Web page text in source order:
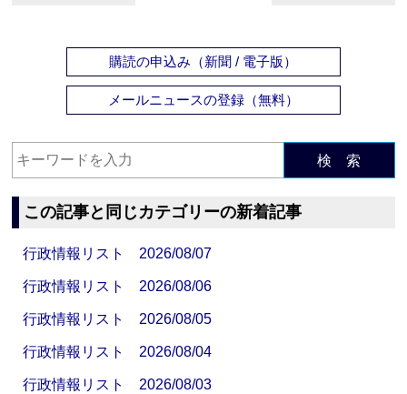
購読の申込み（新聞 / 電子版）
メールニュースの登録（無料）
検 索
この記事と同じカテゴリーの新着記事
行政情報リスト 2026/08/07
行政情報リスト 2026/08/06
行政情報リスト 2026/08/05
行政情報リスト 2026/08/04
行政情報リスト 2026/08/03